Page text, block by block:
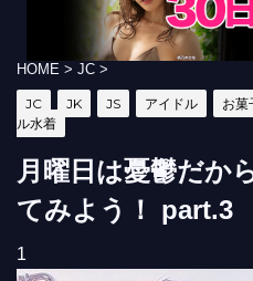
HOME > JC >
JC JK JS アイドル お菓
ル水着
月曜日は憂鬱だか
てみよう！ part.3
1